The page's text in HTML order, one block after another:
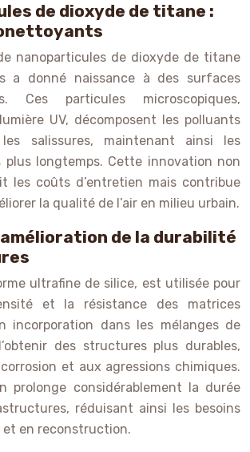
de dioxyde de titane :
nanoparticules de dioxyde de titane
a donné naissance à des surfaces
Ces particules microscopiques,
UV, décomposent les polluants
salissures, maintenant ainsi les
plus longtemps. Cette innovation non
les coûts d’entretien mais contribue
la qualité de l’air en milieu urbain.
de la durabilité
ultrafine de silice, est utilisée pour
et la résistance des matrices
incorporation dans les mélanges de
des structures plus durables,
et aux agressions chimiques.
prolonge considérablement la durée
réduisant ainsi les besoins
et en reconstruction.